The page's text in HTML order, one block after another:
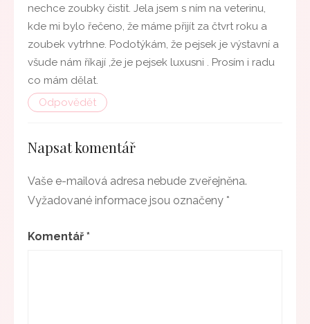
nechce zoubky čistit. Jela jsem s ním na veterinu,
kde mi bylo řečeno, že máme přijít za čtvrt roku a
zoubek vytrhne. Podotýkám, že pejsek je výstavní a
všude nám říkají ,že je pejsek luxusni . Prosím i radu
co mám dělat.
Odpovědět
Napsat komentář
Vaše e-mailová adresa nebude zveřejněna.
Vyžadované informace jsou označeny *
Komentář *